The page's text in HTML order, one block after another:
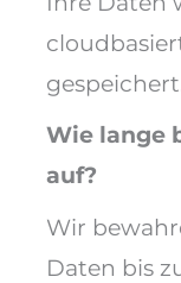
Wie lange
auf?
Wir
Daten bis